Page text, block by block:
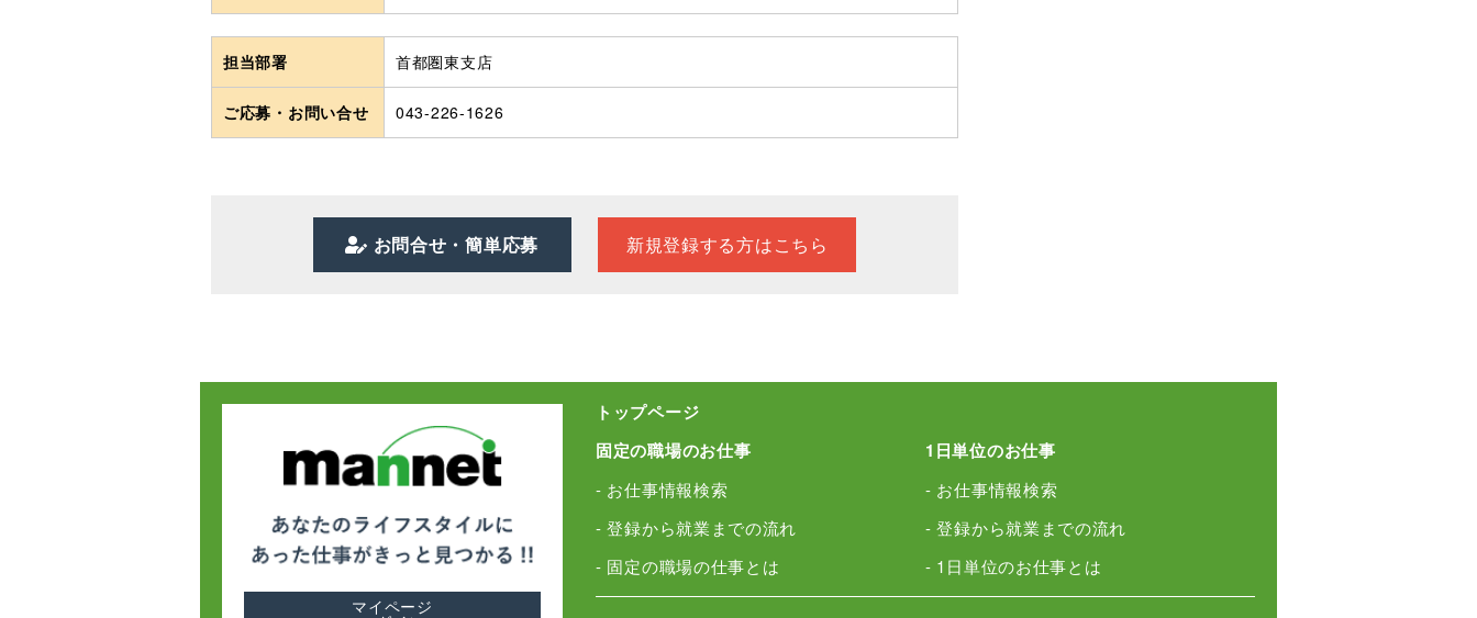
担当部署 首都圏東支店
ご応募・お問い合せ 043-226-1626
お問合せ・簡単応募 新規登録する方はこちら
マイページ
トップページ
固定の職場のお仕事
- お仕事情報検索
- 登録から就業までの流れ
- 固定の職場の仕事とは
1日単位のお仕事
- お仕事情報検索
- 登録から就業までの流れ
- 1日単位のお仕事とは